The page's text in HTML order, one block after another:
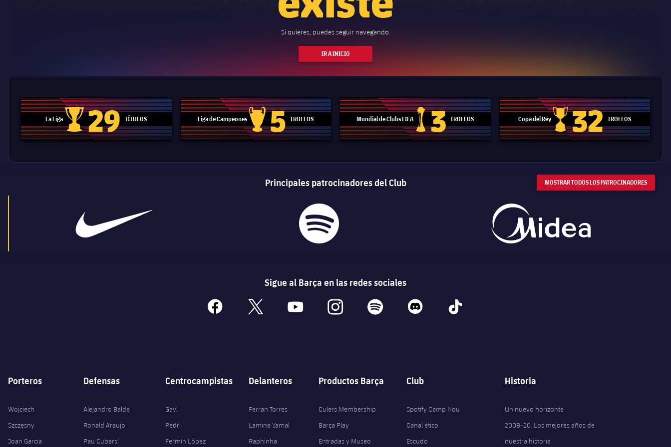
Si quieres, puedes seguir navegando.
IR A INICIO
La Liga
Trofeo de La Liga
29 TÍTULOS Liga de Campeones
Trofeo de la Liga de Campeones
5 TROFEOS Mundial de Clubs FIFA
Trofeo del Mundial de Clubes
3 TROFEOS Copa del Rey
Copa del Rey
32 TROFEOS
Principales patrocinadores del Club MOSTRAR TODOS LOS PATROCINADORES
Sigue al Barça en las redes sociales
facebook x youtube instagram spotify discord tiktok
Porteros
Wojciech
Szczęsny
Joan Garcia
Defensas
Alejandro Balde
Ronald Araujo
Pau Cubarsí
Centrocampistas
Gavi
Pedri
Fermín López
Delanteros
Ferran Torres
Lamine Yamal
Raphinha
Productos Barça
Culers Membership
Barça Play
Entradas y Museo
Club
Spotify Camp Nou
Canal ético
Escudo
Historia
Un nuevo horizonte
2008-20. Los mejores años de
nuestra historia